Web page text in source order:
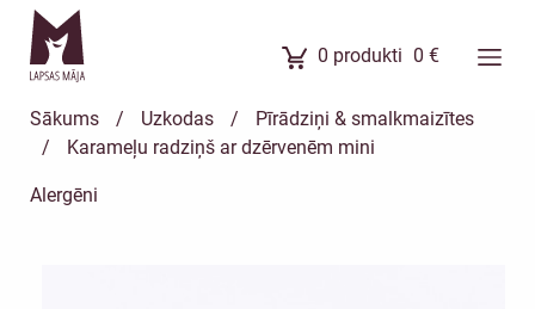
0 produkti 0 €
Ēdienkarte
Ēdienu komplekti
Sākums / Uzkodas /
Pīrādziņi & smalkmaizītes
/
Karameļu radziņš ar dzērvenēm mini
Alergēni